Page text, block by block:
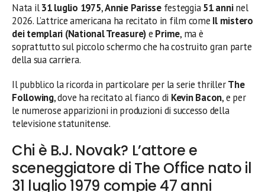
Nata il31 luglio 1975,Annie Parissefesteggia51 anninel
2026. L’attrice americana ha recitato in film come Il mistero
dei templari (National Treasure)e Prime, ma è
soprattutto sul piccolo schermo che ha costruito gran parte
della sua carriera.
Il pubblico la ricorda in particolare per la serie thrillerThe
Following, dove ha recitato al fianco di Kevin Bacon, e per
le numerose apparizioni in produzioni di successo della
televisione statunitense.
Chi è B.J. Novak? L’attore e
sceneggiatore di The Office nato il
31 luglio 1979 compie 47 anni